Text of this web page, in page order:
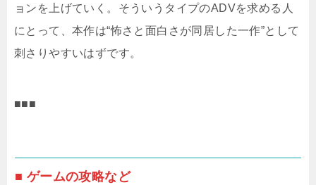
ョンを上げていく。そういうタイプのADVを求める人
にとって、本作は“怖さと面白さが同居した一作”として
刺さりやすいはずです。
■■■
■ ゲームの攻略など